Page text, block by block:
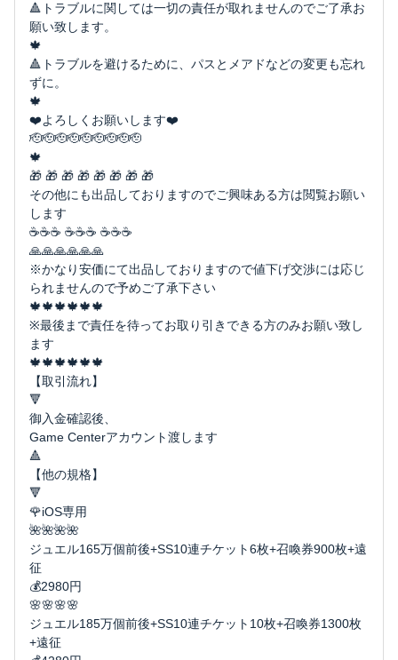
🔺トラブルに関しては一切の責任が取れませんのでご了承お
願い致します。
🍁
🔺トラブルを避けるために、パスとメアドなどの変更も忘れ
ずに。
🍁
❤️よろしくお願いします❤️
🫡🫡🫡🫡🫡🫡🫡🫡🫡
🍁
🎁 🎁 🎁 🎁 🎁 🎁 🎁 🎁
その他にも出品しておりますのでご興味ある方は閲覧お願い
します
☕️☕️☕️ ☕️☕️☕ ☕️☕️☕
🙏🙏🙏🙏🙏🙏
※かなり安価にて出品しておりますので値下げ交渉には応じ
られませんので予めご了承下さい
🍁🍁🍁🍁🍁🍁
※最後まで責任を待ってお取り引きできる方のみお願い致し
ます
🍁🍁🍁🍁🍁🍁
【取引流れ】
🔻
御入金確認後、
Game Centerアカウント渡します
🔺
【他の規格】
🔻
🌹iOS専用
🌺🌺🌺🌺
ジュエル165万個前後+SS10連チケット6枚+召喚券900枚+遠
征
💰2980円
🌸🌸🌸🌸
ジュエル185万個前後+SS10連チケット10枚+召喚券1300枚
+遠征